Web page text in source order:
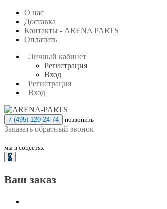
О нас
Доставка
Контакты - ARENA PARTS
Оплатить
Личный кабинет
Регистрация
Вход
Регистрация
Вход
7 (495) 120-24-74 позвонить
Заказать обратный звонок
мы в соцсетях
0
Ваш заказ